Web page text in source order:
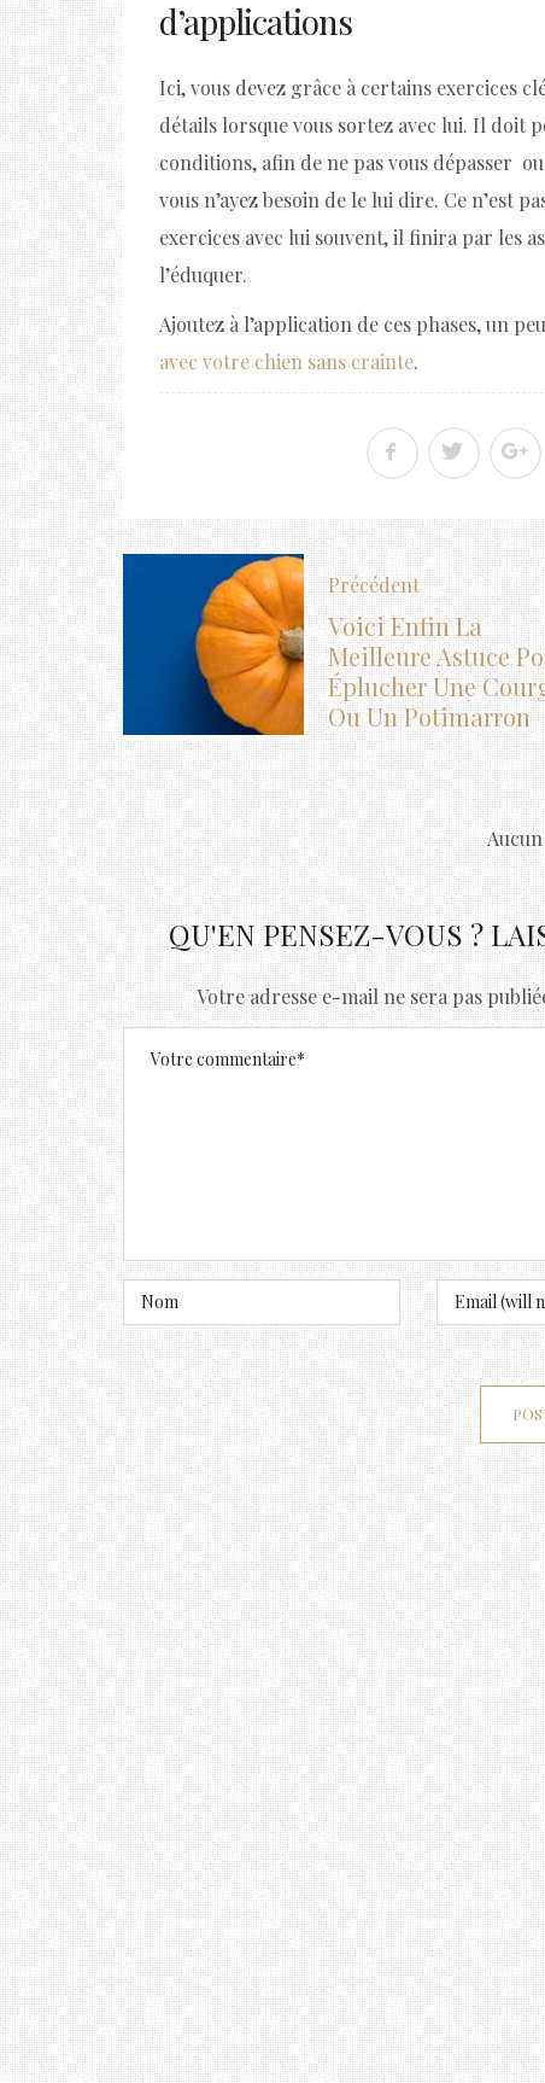
d’applications
Ici, vous devez grâce à certains exercices
détails lorsque vous sortez avec lui. Il doit
conditions, afin de ne pas vous dépasser
vous n’ayez besoin de le lui dire. Ce n’est
exercices avec lui souvent, il finira par les
l’éduquer.
Ajoutez à l’application de ces phases, un
avec votre chien sans crainte.
Précédent
Voici Enfin La
Meilleure Astuce
Éplucher Une
Ou Un Potimarron
QU'EN PENSEZ-VOUS ?
Votre adresse e-mail ne sera pas